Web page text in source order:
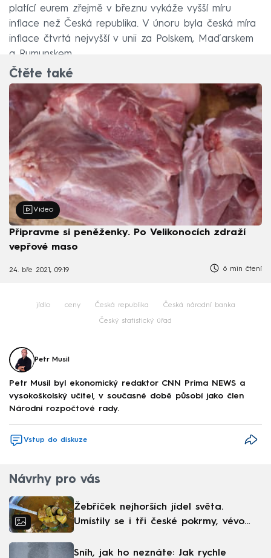
platící eurem zřejmě v březnu vykáže vyšší míru
inflace než Česká republika. V únoru byla česká míra
inflace čtvrtá nejvyšší v unii za Polskem, Maďarskem
a Rumunskem.
Čtěte také
Video
Připravme si peněženky. Po Velikonocích zdraží
vepřové maso
24. bře 2021, 09:19 6 min čtení
jídlo ceny Česká republika Česká národní banka
Český statistický úřad
Petr Musil
Petr Musil byl ekonomický redaktor CNN Prima NEWS a
vysokoškolský učitel, v současné době působí jako člen
Národní rozpočtové rady.
Vstup do diskuze
Návrhy pro vás
Žebříček nejhorších jídel světa.
Umístily se i tři české pokrmy, vévodí
Sníh, jak ho neznáte: Jak rychle